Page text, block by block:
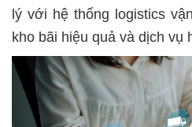
lý với hệ thống logistics
kho bãi hiệu quả và dịch vụ